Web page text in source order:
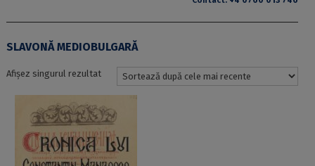
SLAVONĂ MEDIOBULGARĂ
Afișez singurul rezultat